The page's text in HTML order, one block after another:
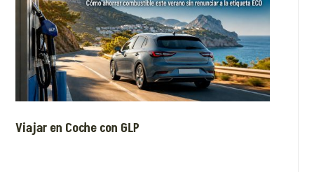
Viajar en Coche con GLP